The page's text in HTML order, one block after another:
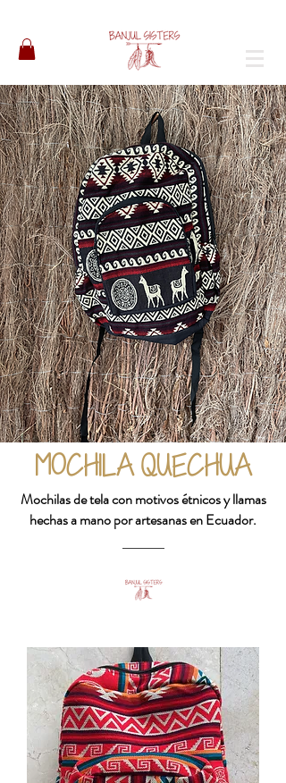
MOCHILA QUECHUA
Mochilas de tela con motivos étnicos y llamas
hechas a mano por artesanas en Ecuador.